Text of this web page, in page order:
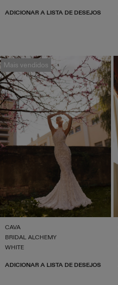
ADICIONAR A LISTA DE DESEJOS
Mais vendidos
CAVA
BRIDAL ALCHEMY
WHITE
ADICIONAR A LISTA DE DESEJOS